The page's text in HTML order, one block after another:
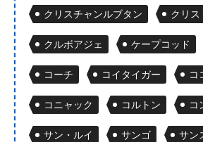
クリスチャンルブタン クリス
クルボアジェ ケープコッド
コーチ コイタイガー コ
コニャック コルトン コ
サン・ルイ サンゴ サン